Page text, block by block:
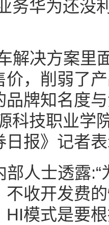
务华为还没
解决方案里
价，削弱了
品牌知名度
科技职业学
日报》记者
部人士透露
不收开发费
HI模式是要